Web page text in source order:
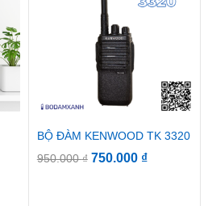
BỘ ĐÀM KENWOOD TK 3320
950.000₫ 750.000 ₫